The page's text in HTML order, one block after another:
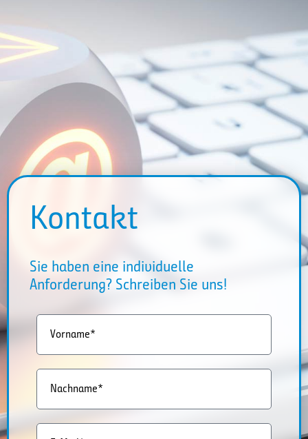
Kontakt
Sie haben eine individuelle
Anforderung? Schreiben Sie uns!
Vorname*
Nachname*